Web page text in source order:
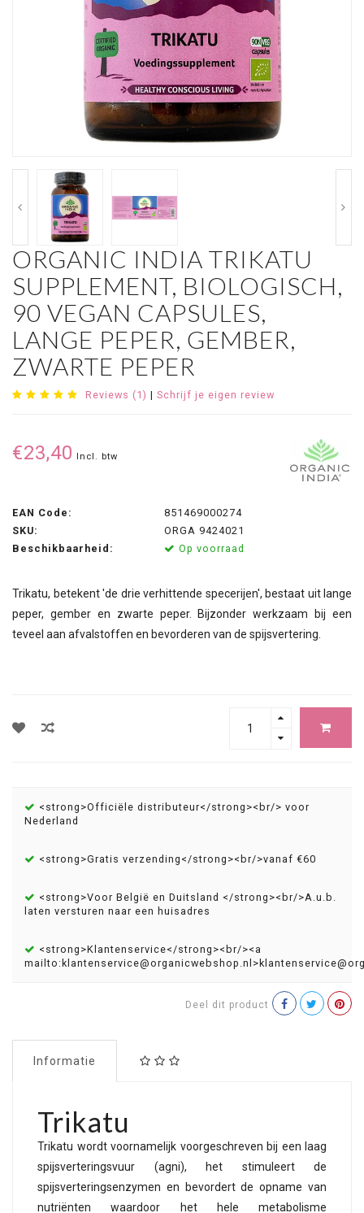
ORGANIC INDIA TRIKATU
SUPPLEMENT, BIOLOGISCH,
90 VEGAN CAPSULES,
LANGE PEPER, GEMBER,
ZWARTE PEPER
Reviews (1) | Schrijf je eigen review
€23,40 Incl. btw
EAN Code:
851469000274
SKU:
ORGA 9424021
Beschikbaarheid:
Op voorraad
Trikatu, betekent 'de drie verhittende specerijen', bestaat uit lange
peper, gember en zwarte peper. Bijzonder werkzaam bij een
teveel aan afvalstoffen en bevorderen van de spijsvertering.
<strong>Officiële distributeur</strong><br/> voor
Nederland
<strong>Gratis verzending</strong><br/>vanaf €60
<strong>Voor België en Duitsland </strong><br/>A.u.b.
laten versturen naar een huisadres
<strong>Klantenservice</strong><br/><a
mailto: klantenservice@organicwebshop.nl >
Deel dit product
Informatie
Trikatu
Trikatu wordt voornamelijk voorgeschreven bij een laag
spijsverteringsvuur (agni), het stimuleert de
spijsverteringsenzymen en bevordert de opname van
nutriënten waardoor het hele metabolisme